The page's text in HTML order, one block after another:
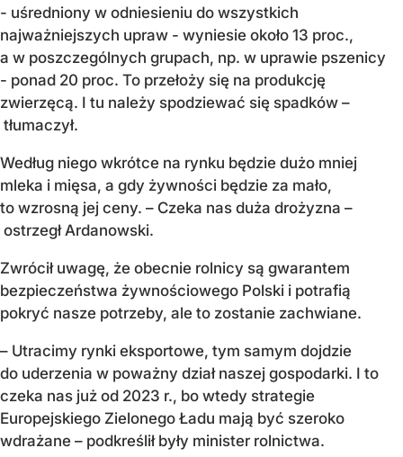
- uśredniony w odniesieniu do wszystkich
najważniejszych upraw - wyniesie około 13 proc.,
a w poszczególnych grupach, np. w uprawie pszenicy
- ponad 20 proc. To przełoży się na produkcję
zwierzęcą. I tu należy spodziewać się spadków –
tłumaczył.
Według niego wkrótce na rynku będzie dużo mniej
mleka i mięsa, a gdy żywności będzie za mało,
to wzrosną jej ceny. – Czeka nas duża drożyzna –
ostrzegł Ardanowski.
Zwrócił uwagę, że obecnie rolnicy są gwarantem
bezpieczeństwa żywnościowego Polski i potrafią
pokryć nasze potrzeby, ale to zostanie zachwiane.
– Utracimy rynki eksportowe, tym samym dojdzie
do uderzenia w poważny dział naszej gospodarki. I to
czeka nas już od 2023 r., bo wtedy strategie
Europejskiego Zielonego Ładu mają być szeroko
wdrażane – podkreślił były minister rolnictwa.